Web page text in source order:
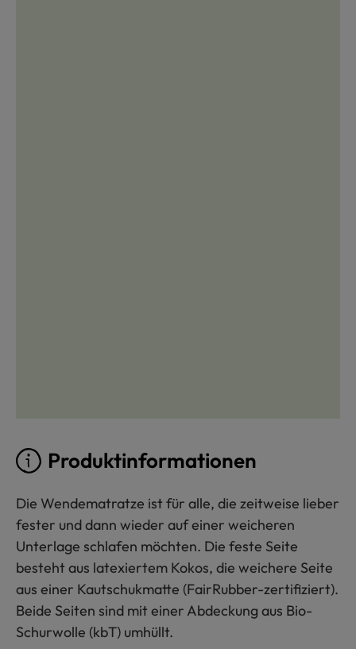
Produktinformationen
Die Wendematratze ist für alle, die zeitweise lieber
fester und dann wieder auf einer weicheren
Unterlage schlafen möchten. Die feste Seite
besteht aus latexiertem Kokos, die weichere Seite
aus einer Kautschukmatte (FairRubber-zertifiziert).
Beide Seiten sind mit einer Abdeckung aus Bio-
Schurwolle (kbT) umhüllt.